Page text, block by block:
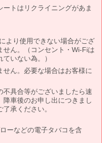
トはリクライニングがあま
より使用できない場合がござ
せん。（コンセント・Wi-Fiは
いない為。）
ん。必要な場合はお客様に
不具合等がございましたら速
車後のお申し出につきまし
承ください。
ーなどの電子タバコを含